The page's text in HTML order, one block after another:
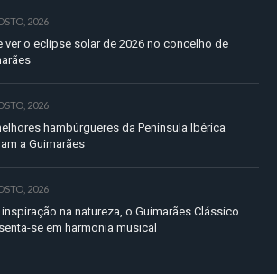
2026
ver o eclipse solar de 2026 no concelho de
2026
hambúrgueres da Península Ibérica
a Guimarães
2026
na natureza, o Guimarães Clássico
se em harmonia musical